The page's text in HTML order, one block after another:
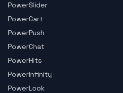
PowerSlider
PowerCart
PowerPush
PowerChat
PowerHits
PowerInfinity
PowerLook